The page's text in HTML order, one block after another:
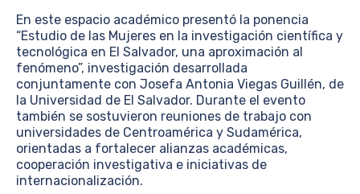
En este espacio académico presentó la ponencia
“Estudio de las Mujeres en la investigación científica y
tecnológica en El Salvador, una aproximación al
fenómeno”, investigación desarrollada
conjuntamente con Josefa Antonia Viegas Guillén, de
la Universidad de El Salvador. Durante el evento
también se sostuvieron reuniones de trabajo con
universidades de Centroamérica y Sudamérica,
orientadas a fortalecer alianzas académicas,
cooperación investigativa e iniciativas de
internacionalización.